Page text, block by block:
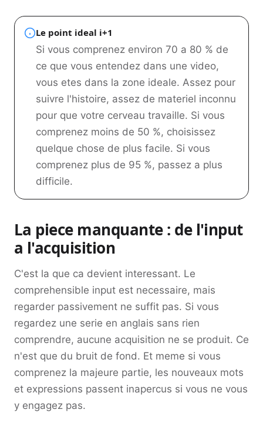
Le point ideal i+1
Si vous comprenez environ 70 a 80 % de
ce que vous entendez dans une video,
vous etes dans la zone ideale. Assez pour
suivre l'histoire, assez de materiel inconnu
pour que votre cerveau travaille. Si vous
comprenez moins de 50 %, choisissez
quelque chose de plus facile. Si vous
comprenez plus de 95 %, passez a plus
difficile.
La piece manquante : de l'input
a l'acquisition
C'est la que ca devient interessant. Le
comprehensible input est necessaire, mais
regarder passivement ne suffit pas. Si vous
regardez une serie en anglais sans rien
comprendre, aucune acquisition ne se produit. Ce
n'est que du bruit de fond. Et meme si vous
comprenez la majeure partie, les nouveaux mots
et expressions passent inapercus si vous ne vous
y engagez pas.